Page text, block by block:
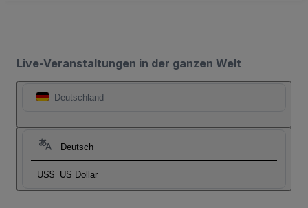
Live-Veranstaltungen in der ganzen Welt
Deutschland
Deutsch
US$ US Dollar